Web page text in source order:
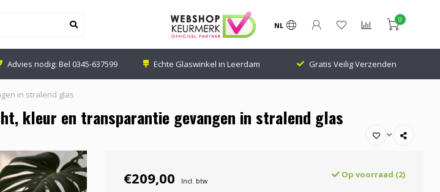
NL
0
Advies nodig: Bel 0345-637599 Echte Glaswinkel in Leerdam Gratis Veilig Verzenden
in stralend glas
kleur en transparantie gevangen in stralend glas
€209,00 Incl. btw
Op voorraad (2)